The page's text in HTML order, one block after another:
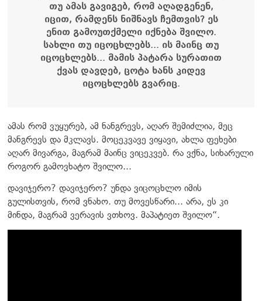
თუ ამას გავიგებ, რომ აღადგენენ,
იცით, რამდენს ნიშნავს ჩემთვის? ეს
ენით გამოუთქმელი იქნება შვილო.
სახლი თუ იცოცხლებს... ის მაინც თუ
იცოცხლებს... მამის პატარა სურათით
ქვას დავდებ, ცოტა ხანს კიდევ
იცოცხლებს გვარიც.
ამას რომ ვუყურებ, ამ ნანგრევს, აღარ შემიძლია, მეც
მანგრევს და მკლავს. მოცეკვავე ვიყავი, ახლა ფეხები
აღარ მივარგა, მაგრამ მაინც ვიცეკვებ. რა ვქნა, სიხარული
როგორ გამოვხატო შვილო...
დავიჯერო? დავიჯერო? უნდა ვიცოცხლო იმის
გულისთვის, რომ ვნახო. თუ მოვესწარი... არა, ეს კი
მინდა, მაგრამ ვერავის ვთხოვ. მაპატიეთ შვილო“.